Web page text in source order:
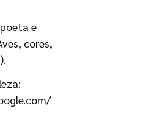
e
cores,